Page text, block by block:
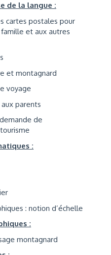
de la langue :
cartes postales pour
et aux autres
et montagnard
voyage
parents
de
:
: notion d’échelle
:
montagnard